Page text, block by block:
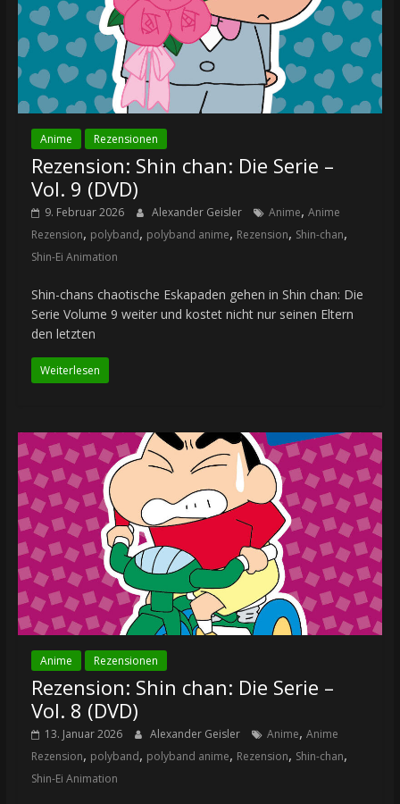
Anime Rezensionen
Rezension: Shin chan: Die Serie –
Vol. 9 (DVD)
9. Februar 2026 Alexander Geisler Anime, Anime
Rezension, polyband, polyband anime, Rezension, Shin-chan,
Shin-Ei Animation
Shin-chans chaotische Eskapaden gehen in Shin chan: Die
Serie Volume 9 weiter und kostet nicht nur seinen Eltern
den letzten
Weiterlesen
Anime Rezensionen
Rezension: Shin chan: Die Serie –
Vol. 8 (DVD)
13. Januar 2026 Alexander Geisler Anime, Anime
Rezension, polyband, polyband anime, Rezension, Shin-chan,
Shin-Ei Animation